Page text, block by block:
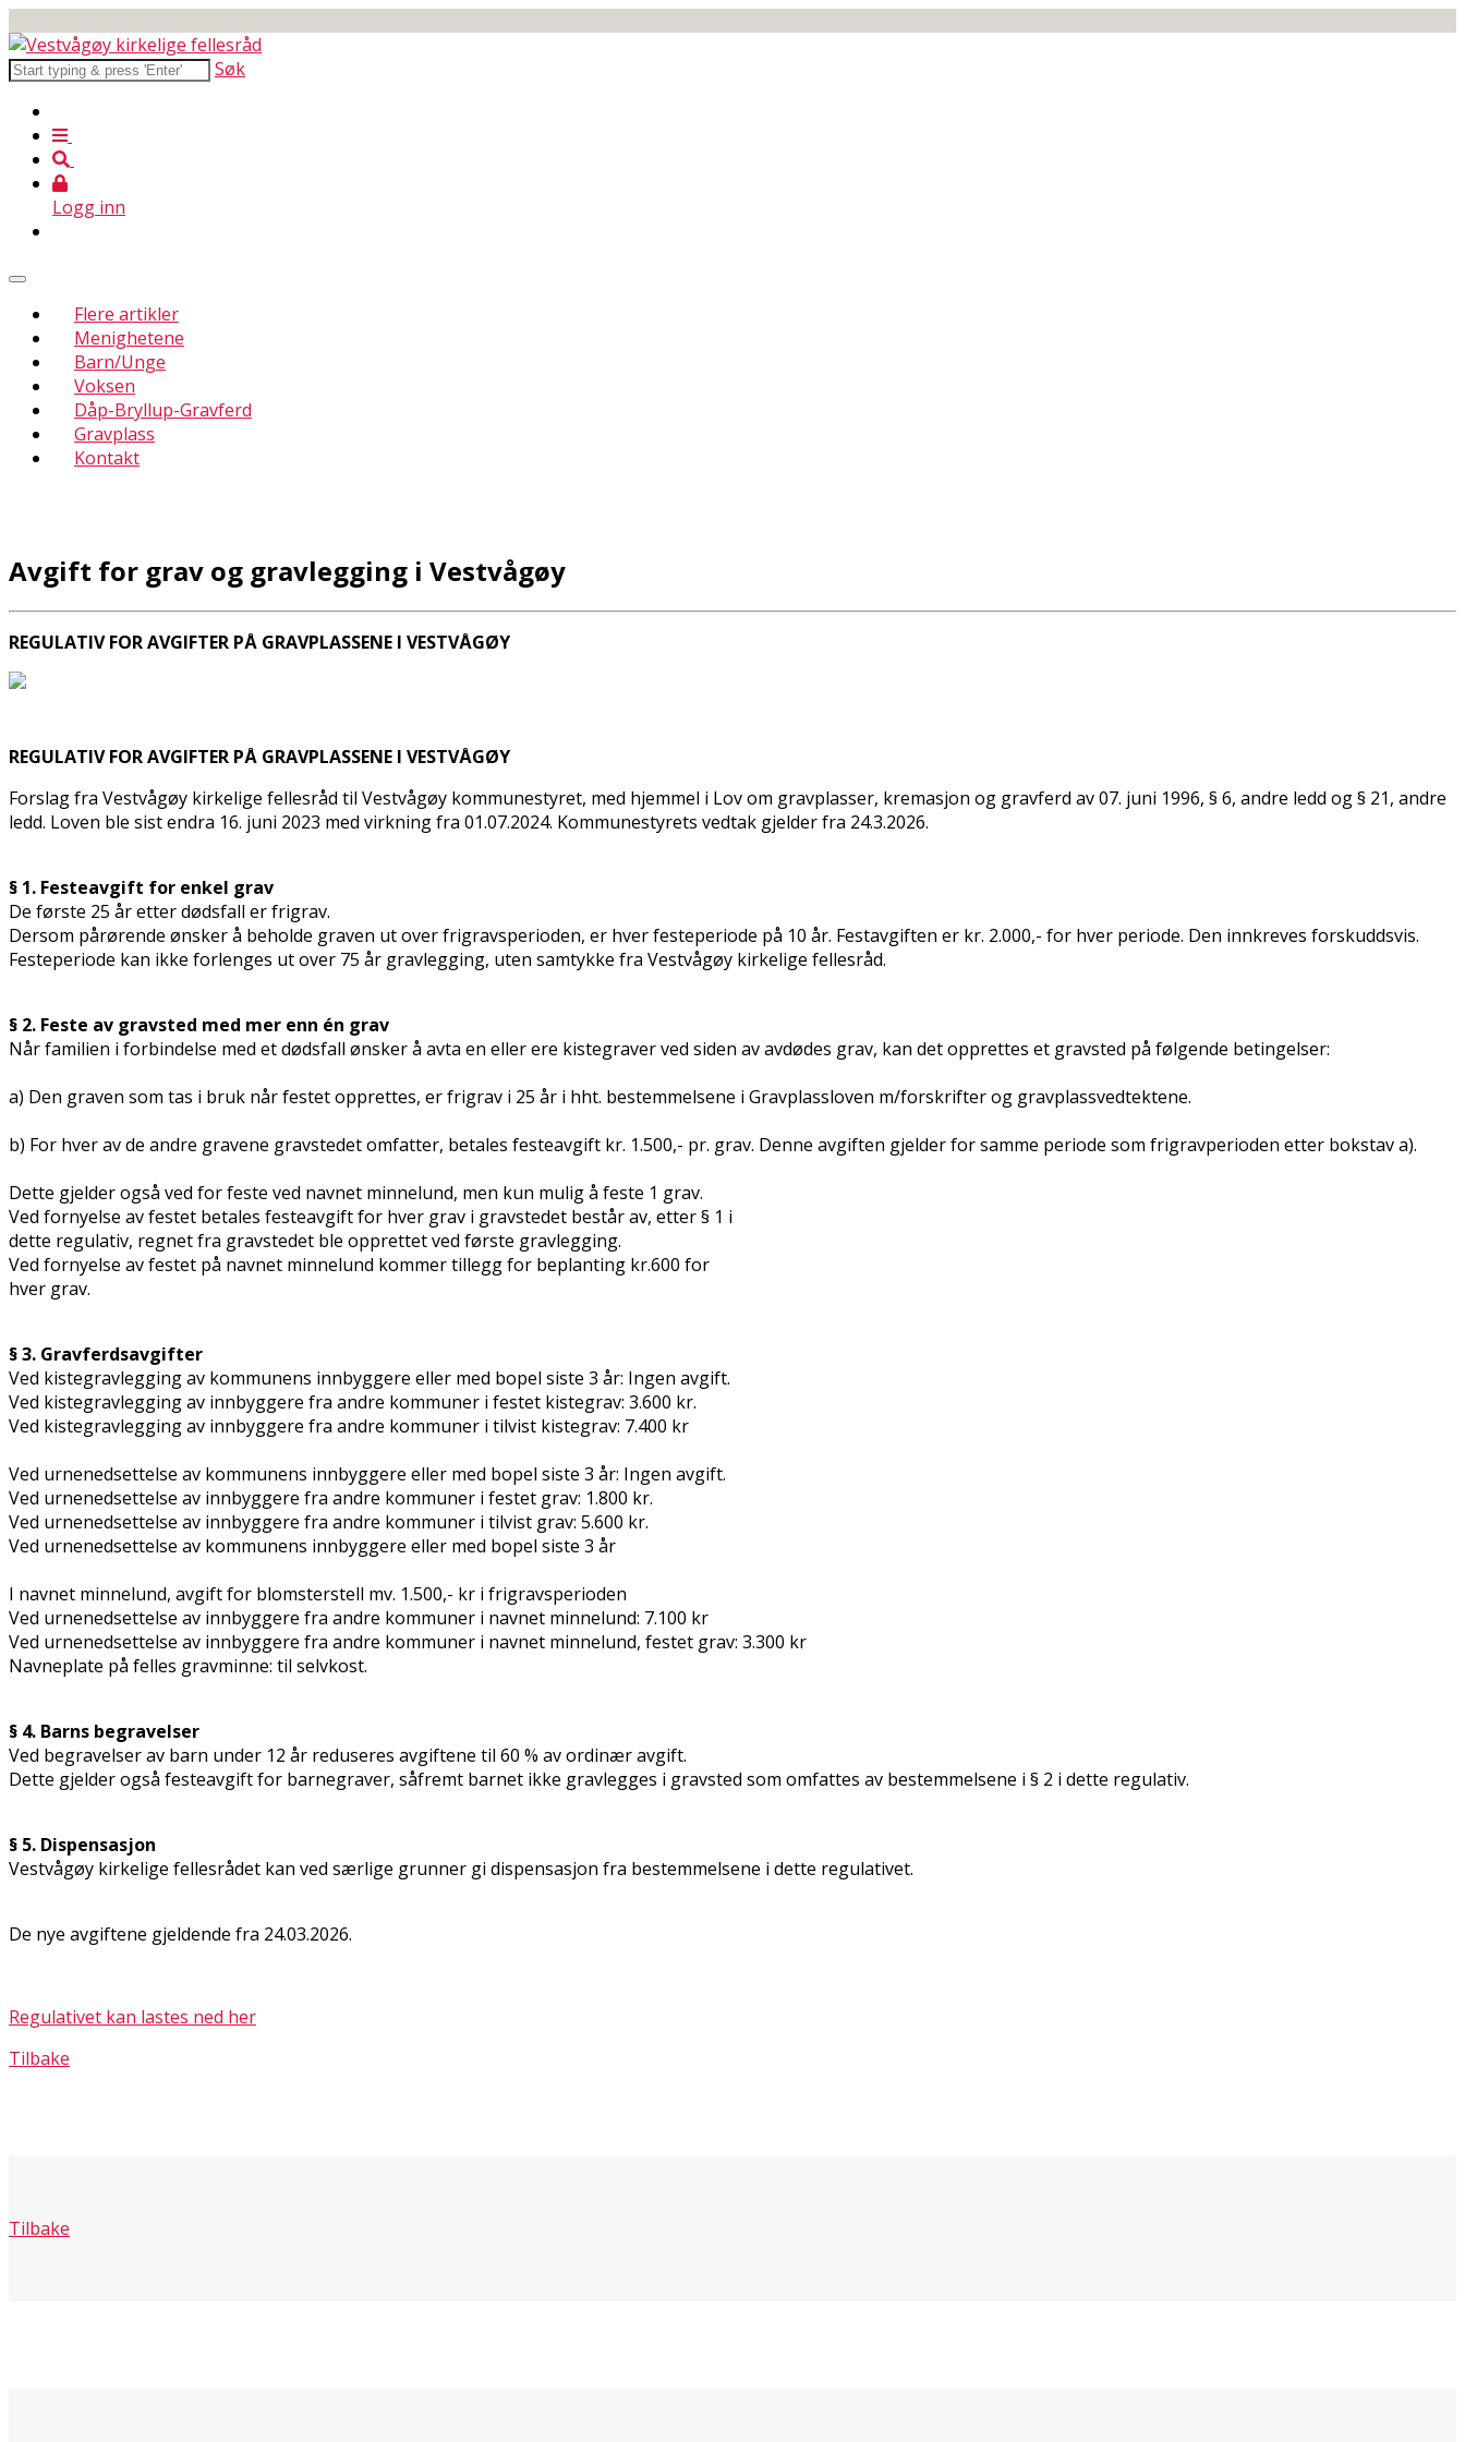
Søk
Logg inn
Flere artikler
Menighetene
Barn/Unge
Voksen
Dåp-Bryllup-Gravferd
Gravplass
Kontakt
Avgift for grav og gravlegging i Vestvågøy
REGULATIV FOR AVGIFTER PÅ GRAVPLASSENE I VESTVÅGØY
REGULATIV FOR AVGIFTER PÅ GRAVPLASSENE I VESTVÅGØY
Forslag fra Vestvågøy kirkelige fellesråd til Vestvågøy kommunestyret, med hjemmel i Lov om gravplasser, kremasjon og gravferd av 07. juni 1996, § 6, andre ledd og § 21, andre
ledd. Loven ble sist endra 16. juni 2023 med virkning fra 01.07.2024. Kommunestyrets vedtak gjelder fra 24.3.2026.
§ 1. Festeavgift for enkel grav
De første 25 år etter dødsfall er frigrav.
Dersom pårørende ønsker å beholde graven ut over frigravsperioden, er hver festeperiode på 10 år. Festavgiften er kr. 2.000,- for hver periode. Den innkreves forskuddsvis.
Festeperiode kan ikke forlenges ut over 75 år gravlegging, uten samtykke fra Vestvågøy kirkelige fellesråd.
§ 2. Feste av gravsted med mer enn én grav
Når familien i forbindelse med et dødsfall ønsker å avta en eller flere kistegraver ved siden av avdødes grav, kan det opprettes et gravsted på følgende betingelser:
a) Den graven som tas i bruk når festet opprettes, er frigrav i 25 år i hht. bestemmelsene i Gravplassloven m/forskrifter og gravplassvedtektene.
b) For hver av de andre gravene gravstedet omfatter, betales festeavgift kr. 1.500,- pr. grav. Denne avgiften gjelder for samme periode som frigravperioden etter bokstav a).
Dette gjelder også ved for feste ved navnet minnelund, men kun mulig å feste 1 grav.
Ved fornyelse av festet betales festeavgift for hver grav i gravstedet består av, etter § 1 i
dette regulativ, regnet fra gravstedet ble opprettet ved første gravlegging.
Ved fornyelse av festet på navnet minnelund kommer tillegg for beplanting kr.600 for
hver grav.
§ 3. Gravferdsavgifter
Ved kistegravlegging av kommunens innbyggere eller med bopel siste 3 år: Ingen avgift.
Ved kistegravlegging av innbyggere fra andre kommuner i festet kistegrav: 3.600 kr.
Ved kistegravlegging av innbyggere fra andre kommuner i tilvist kistegrav: 7.400 kr
Ved urnenedsettelse av kommunens innbyggere eller med bopel siste 3 år: Ingen avgift.
Ved urnenedsettelse av innbyggere fra andre kommuner i festet grav: 1.800 kr.
Ved urnenedsettelse av innbyggere fra andre kommuner i tilvist grav: 5.600 kr.
Ved urnenedsettelse av kommunens innbyggere eller med bopel siste 3 år
I navnet minnelund, avgift for blomsterstell mv. 1.500,- kr i frigravsperioden
Ved urnenedsettelse av innbyggere fra andre kommuner i navnet minnelund: 7.100 kr
Ved urnenedsettelse av innbyggere fra andre kommuner i navnet minnelund, festet grav: 3.300 kr
Navneplate på felles gravminne: til selvkost.
§ 4. Barns begravelser
Ved begravelser av barn under 12 år reduseres avgiftene til 60 % av ordinær avgift.
Dette gjelder også festeavgift for barnegraver, såfremt barnet ikke gravlegges i gravsted som omfattes av bestemmelsene i § 2 i dette regulativ.
§ 5. Dispensasjon
Vestvågøy kirkelige fellesrådet kan ved særlige grunner gi dispensasjon fra bestemmelsene i dette regulativet.
De nye avgiftene gjeldende fra 24.03.2026.
Regulativet kan lastes ned her
Tilbake
Tilbake